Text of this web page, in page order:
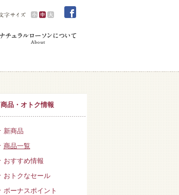
商品・オトク情報
新商品
商品一覧
おすすめ情報
おトクなセール
ボーナスポイント